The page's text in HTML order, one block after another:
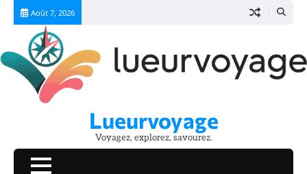
Skip
content
Août 7, 2026
Lueurvoyage
Voyagez, explorez, savourez.